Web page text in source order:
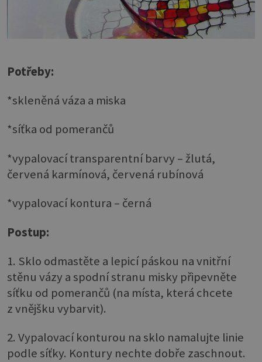
Potřeby:
*skleněná váza a miska
*síťka od pomerančů
*vypalovací transparentní barvy – žlutá,
červená karmínová, červená rubínová
*vypalovací kontura – černá
Postup:
1. Sklo odmastěte a lepicí páskou na vnitřní
stěnu vázy a spodní stranu misky připevněte
síťku od pomerančů (na místa, která chcete
z vnějšku vybarvit).
2. Vypalovací konturou na sklo namalujte linie
podle síťky. Kontury nechte dobře zaschnout.